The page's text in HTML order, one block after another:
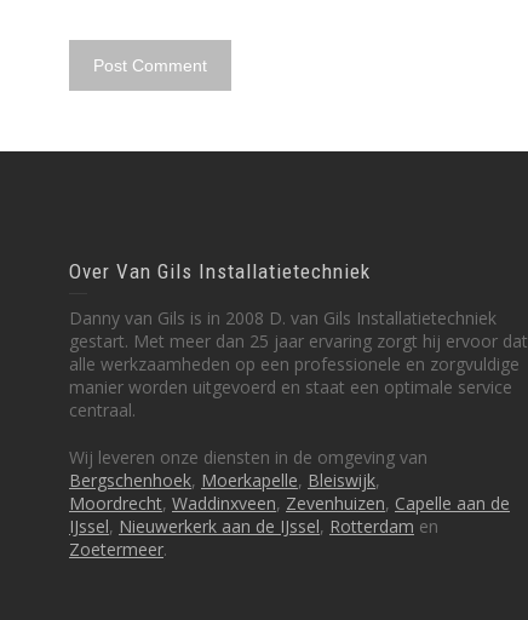
Over Van Gils Installatietechniek
Danny van Gils is in 2008 D. van Gils Installatietechniek
gestart. Met meer dan 25 jaar ervaring zorgt hij ervoor dat
alle werkzaamheden op een professionele en zorgvuldige
manier worden uitgevoerd en staat een optimale service
centraal.
Wij leveren onze diensten in de omgeving van
Bergschenhoek, Moerkapelle, Bleiswijk,
Moordrecht, Waddinxveen, Zevenhuizen, Capelle aan de
IJssel, Nieuwerkerk aan de IJssel, Rotterdam en
Zoetermeer.